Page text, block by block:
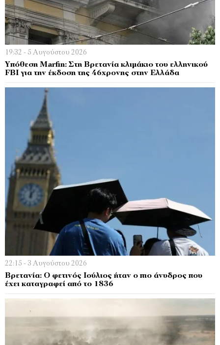
19:32 - 5 Αυγούστου 2026
Υπόθεση Marfin: Στη Βρετανία κλιμάκιο του ελληνικού
FBI για την έκδοση της 46χρονης στην Ελλάδα
22:15 - 3 Αυγούστου 2026
Βρετανία: Ο φετινός Ιούλιος ήταν ο πιο άνυδρος που
έχει καταγραφεί από το 1836